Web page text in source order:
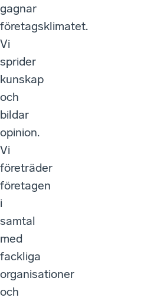
gagnar
företagsklimatet.
Vi
sprider
kunskap
och
bildar
opinion.
Vi
företräder
företagen
i
samtal
med
fackliga
organisationer
och